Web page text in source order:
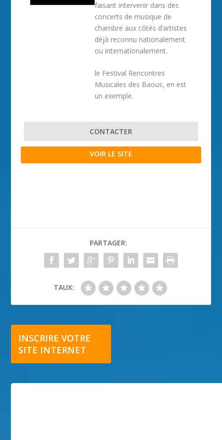
faisant intervenir dans des
concerts de musique de
chambre aux côtés d’artistes
déjà reconnu nationalement
ou internationalement.
le Festival Rencontres
Musicales des Baous, en est
un exemple.
CONTACTER
VOIR LE SITE
PARTAGER:
TAUX:
INSCRIRE VOTRE
SITE INTERNET